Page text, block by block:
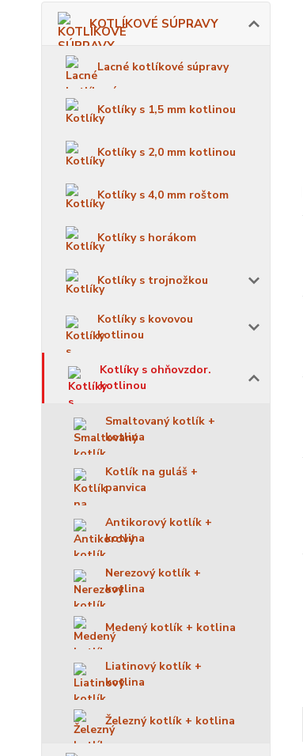
KOTLÍKOVÉ SÚPRAVY
Lacné kotlíkové súpravy
Kotlíky s 1,5 mm kotlinou
Kotlíky s 2,0 mm kotlinou
Kotlíky s 4,0 mm roštom
Kotlíky s horákom
Kotlíky s trojnožkou
Kotlíky s kovovou
kotlinou
Kotlíky s ohňovzdor.
kotlinou
Smaltovaný kotlík +
kotlina
Kotlík na guláš +
panvica
Antikorový kotlík +
kotlina
Nerezový kotlík +
kotlina
Medený kotlík + kotlina
Liatinový kotlík +
kotlina
Železný kotlík + kotlina